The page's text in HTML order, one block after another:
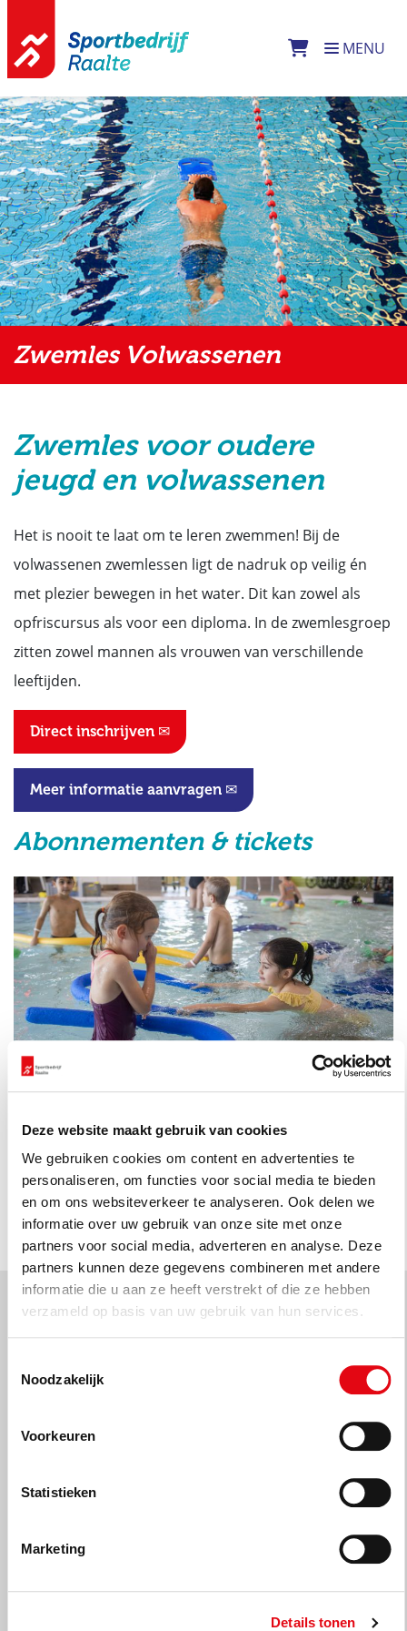
Deze website maakt gebruik van cookies
We gebruiken cookies om content en advertenties te
personaliseren, om functies voor social media te bieden
en om ons websiteverkeer te analyseren. Ook delen we
informatie over uw gebruik van onze site met onze
partners voor social media, adverteren en analyse. Deze
partners kunnen deze gegevens combineren met andere
informatie die u aan ze heeft verstrekt of die ze hebben
verzameld op basis van uw gebruik van hun services.
Noodzakelijk
Voorkeuren
Statistieken
Marketing
Details tonen
MENU
Zwemles Volwassenen
Zwemles voor oudere
jeugd en volwassenen
Het is nooit te laat om te leren zwemmen! Bij de
volwassenen zwemlessen ligt de nadruk op veilig én
met plezier bewegen in het water. Dit kan zowel als
opfriscursus als voor een diploma. In de zwemlesgroep
zitten zowel mannen als vrouwen van verschillende
leeftijden.
Direct inschrijven ✉
Meer informatie aanvragen ✉
Abonnementen & tickets
Bestel nu
Wanneer kan ik voor
zwemles volwassenen
8 augustus - 14 augustus